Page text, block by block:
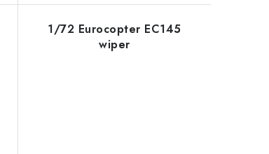
1/72 Eurocopter EC145
wiper